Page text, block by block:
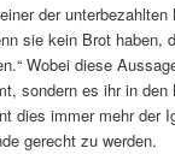
der unterbezahlten
sie kein Brot haben,
Wobei diese
sondern es ihr in den
dies immer mehr der
gerecht zu werden.